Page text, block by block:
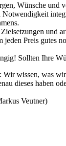
Wünsche und
Notwendigkeit
und
Preis gutes
Sollten Ihre
Wir wissen, was
dieses haben
Veutner)